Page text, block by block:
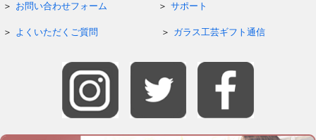
お問い合わせフォーム サポート
よくいただくご質問 ガラス工芸ギフト通信